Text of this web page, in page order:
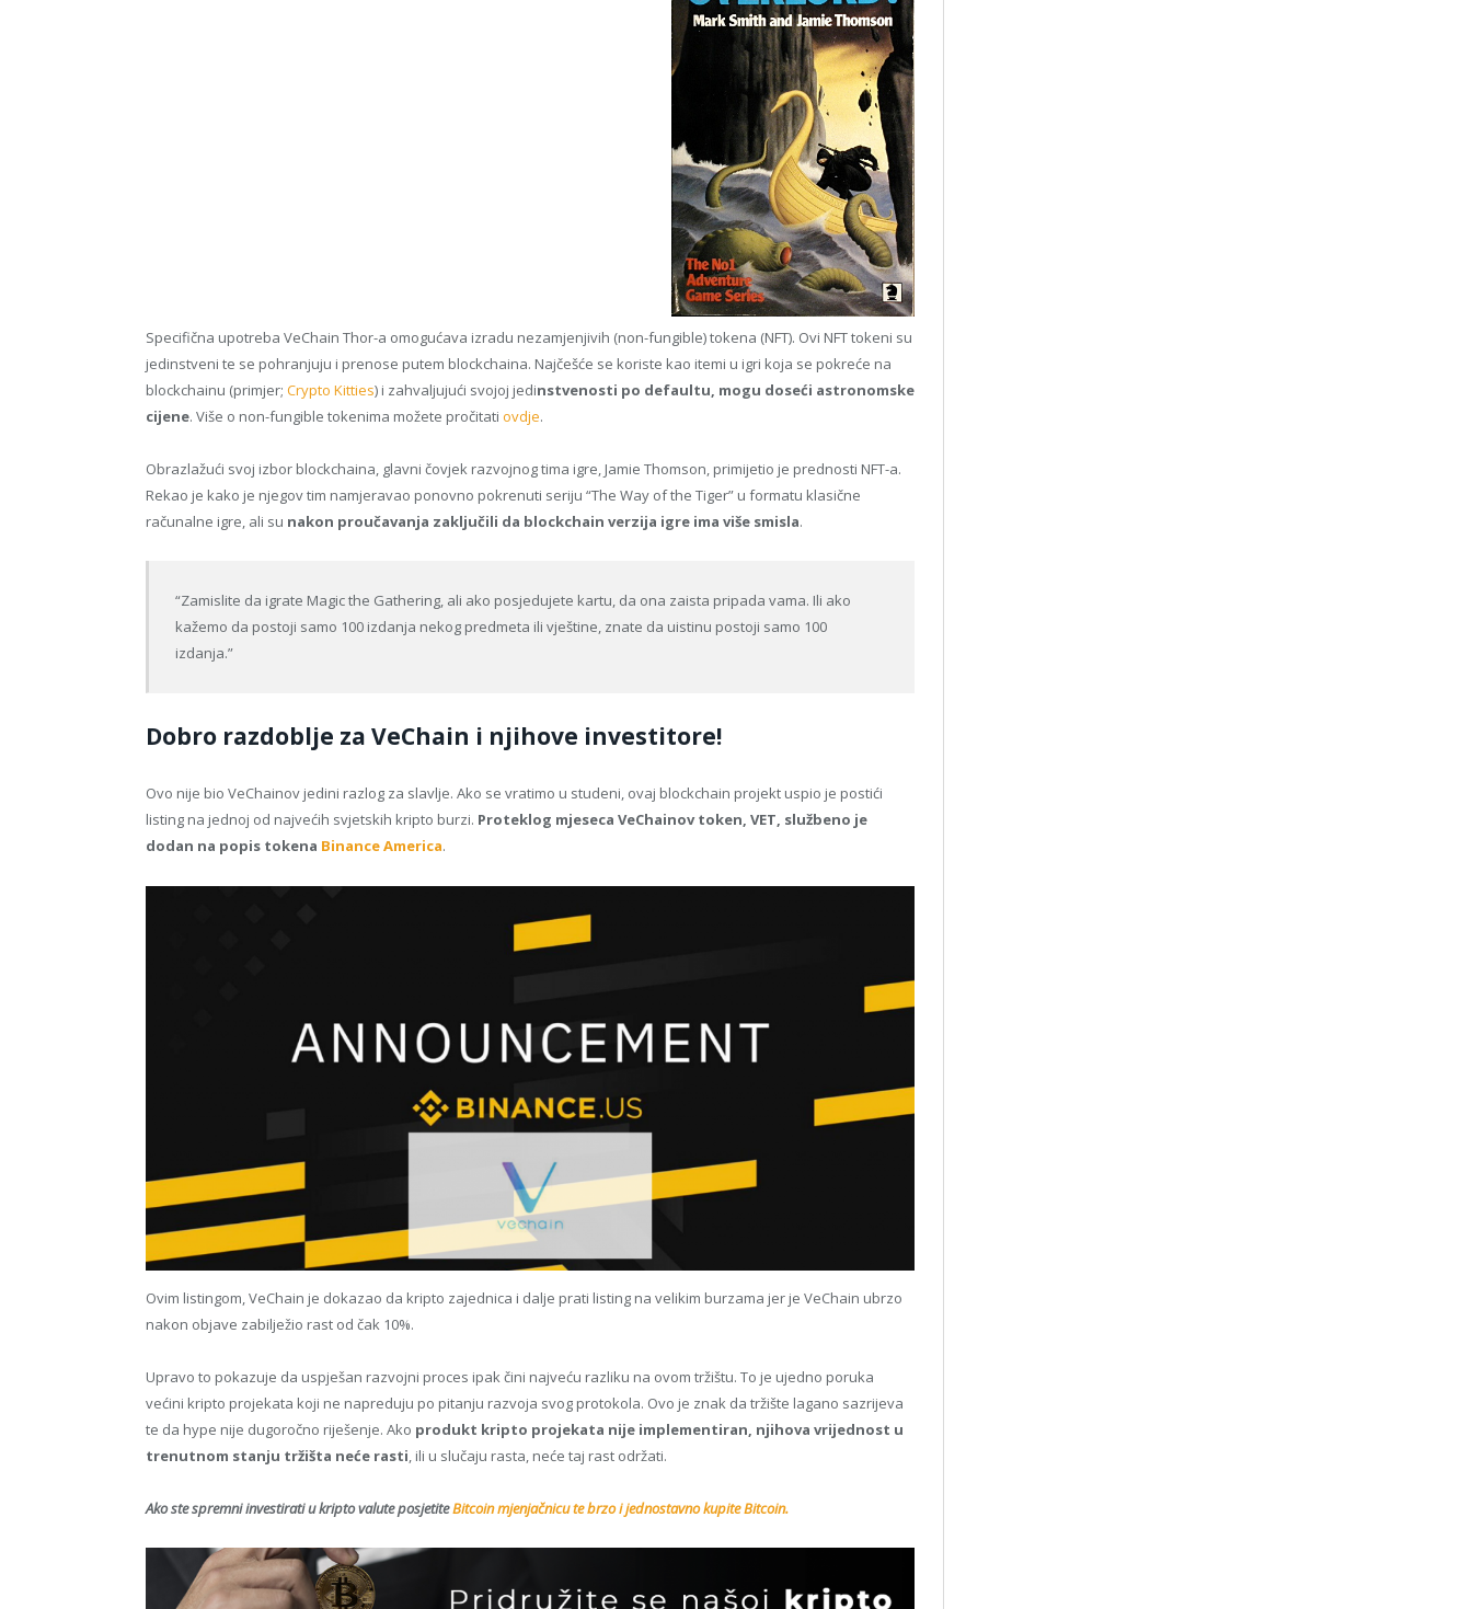
Specifična upotreba VeChain Thor-a omogućava izradu nezamjenjivih (non-fungible) tokena (NFT). Ovi NFT tokeni su
jedinstveni te se pohranjuju i prenose putem blockchaina. Najčešće se koriste kao itemi u igri koja se pokreće na
blockchainu ​​(primjer; Crypto Kitties) i zahvaljujući svojoj jedinstvenosti po defaultu, mogu doseći astronomske
cijene. Više o non-fungible tokenima možete pročitati ovdje.
Obrazlažući svoj izbor blockchaina, glavni čovjek razvojnog tima igre, Jamie Thomson, primijetio je prednosti NFT-a.
Rekao je kako je njegov tim namjeravao ponovno pokrenuti seriju “The Way of the Tiger” u formatu klasične
računalne igre, ali su nakon proučavanja zaključili da blockchain verzija igre ima više smisla.
“Zamislite da igrate Magic the Gathering, ali ako posjedujete kartu, da ona zaista pripada vama. Ili ako
kažemo da postoji samo 100 izdanja nekog predmeta ili vještine, znate da uistinu postoji samo 100
izdanja.”
Dobro razdoblje za VeChain i njihove investitore!
Ovo nije bio VeChainov jedini razlog za slavlje. Ako se vratimo u studeni, ovaj blockchain projekt uspio je postići
listing na jednoj od najvećih svjetskih kripto burzi. Proteklog mjeseca VeChainov token, VET, službeno je
dodan na popis tokena Binance America.
Ovim listingom, VeChain je dokazao da kripto zajednica i dalje prati listing na velikim burzama jer je VeChain ubrzo
nakon objave zabilježio rast od čak 10%.
Upravo to pokazuje da uspješan razvojni proces ipak čini najveću razliku na ovom tržištu. To je ujedno poruka
većini kripto projekata koji ne napreduju po pitanju razvoja svog protokola. Ovo je znak da tržište lagano sazrijeva
te da hype nije dugoročno riješenje. Ako produkt kripto projekata nije implementiran, njihova vrijednost u
trenutnom stanju tržišta neće rasti, ili u slučaju rasta, neće taj rast održati.
Ako ste spremni investirati u kripto valute posjetiteBitcoin mjenjačnicu te brzo i jednostavno kupite Bitcoin.